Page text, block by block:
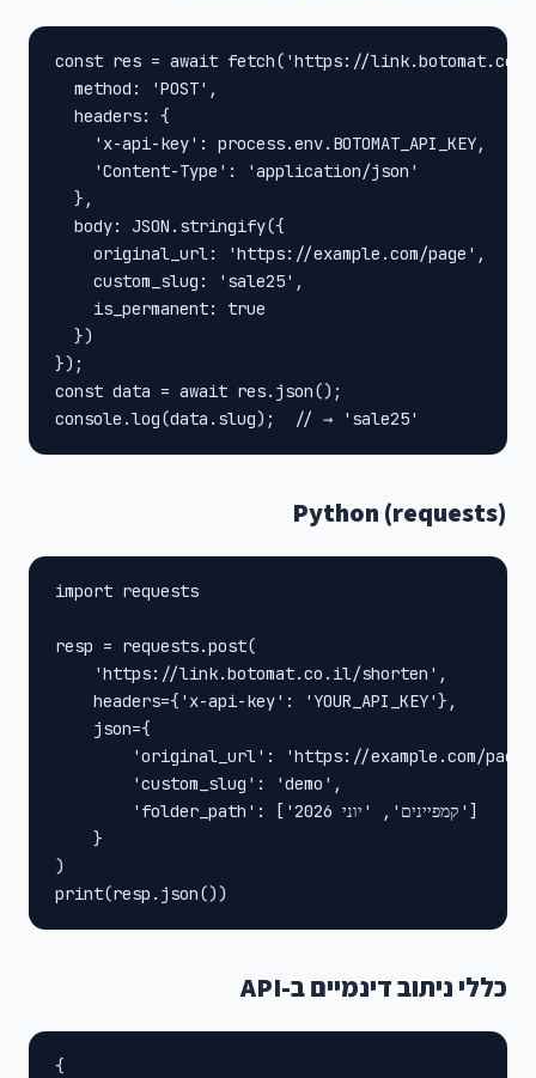
const res = await fetch('https://
  method: 'POST',
  headers: {
    'x-api-key': process.env.BOTOMAT_API_KEY,
    'Content-Type': 'application/json'
  },
  body: JSON.stringify({
    original_url: 'https://example.com/page',
    custom_slug: 'sale25',
    is_permanent: true
  })
});
const data = await res.json();
console.log(data.slug);  // → 'sale25'
Python (requests)
import requests
resp = requests.post(
    'https://link.botomat.co.il/shorten',
    headers={'x-api-key': 'YOUR_API_KEY'},
    json={
'original_url': 'https://example.com/
        'custom_slug': 'demo',
        'folder_path': ['קמפיינים', 'יוני 2026']
    }
)
print(resp.json())
כללי ניתוב דינמיים ב-API
{